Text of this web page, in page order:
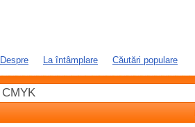
Despre La întâmplare Căutări populare